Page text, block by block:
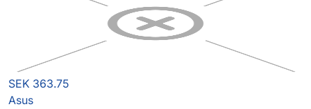
SEK 363.75
Asus